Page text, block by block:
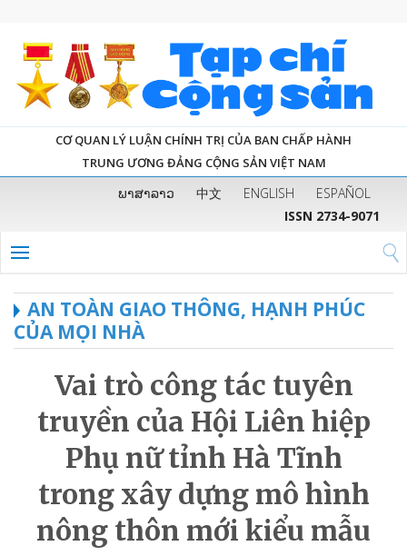
CƠ QUAN LÝ LUẬN CHÍNH TRỊ CỦA BAN CHẤP HÀNH
TRUNG ƯƠNG ĐẢNG CỘNG SẢN VIỆT NAM
ພາສາລາວ 中文 ENGLISH
ESPAÑOL
ISSN 2734-9071
AN TOÀN GIAO THÔNG, HẠNH PHÚC
CỦA MỌI NHÀ
Vai trò công tác tuyên
truyền của Hội Liên hiệp
Phụ nữ tỉnh Hà Tĩnh
trong xây dựng mô hình
nông thôn mới kiểu mẫu